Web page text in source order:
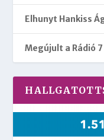
Elhunyt Hankiss
Megújult a Rádió 7